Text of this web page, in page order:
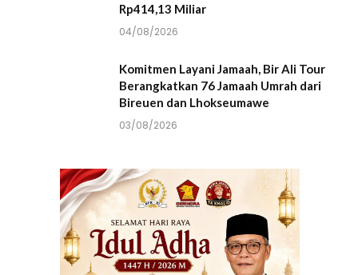
Rp414,13 Miliar
04/08/2026
Komitmen Layani Jamaah, Bir Ali Tour
Berangkatkan 76 Jamaah Umrah dari
Bireuen dan Lhokseumawe
03/08/2026